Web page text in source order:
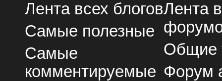
Лента всех блогов
Самые полезные
Самые
комментируемые
Лента
Общие
Форум